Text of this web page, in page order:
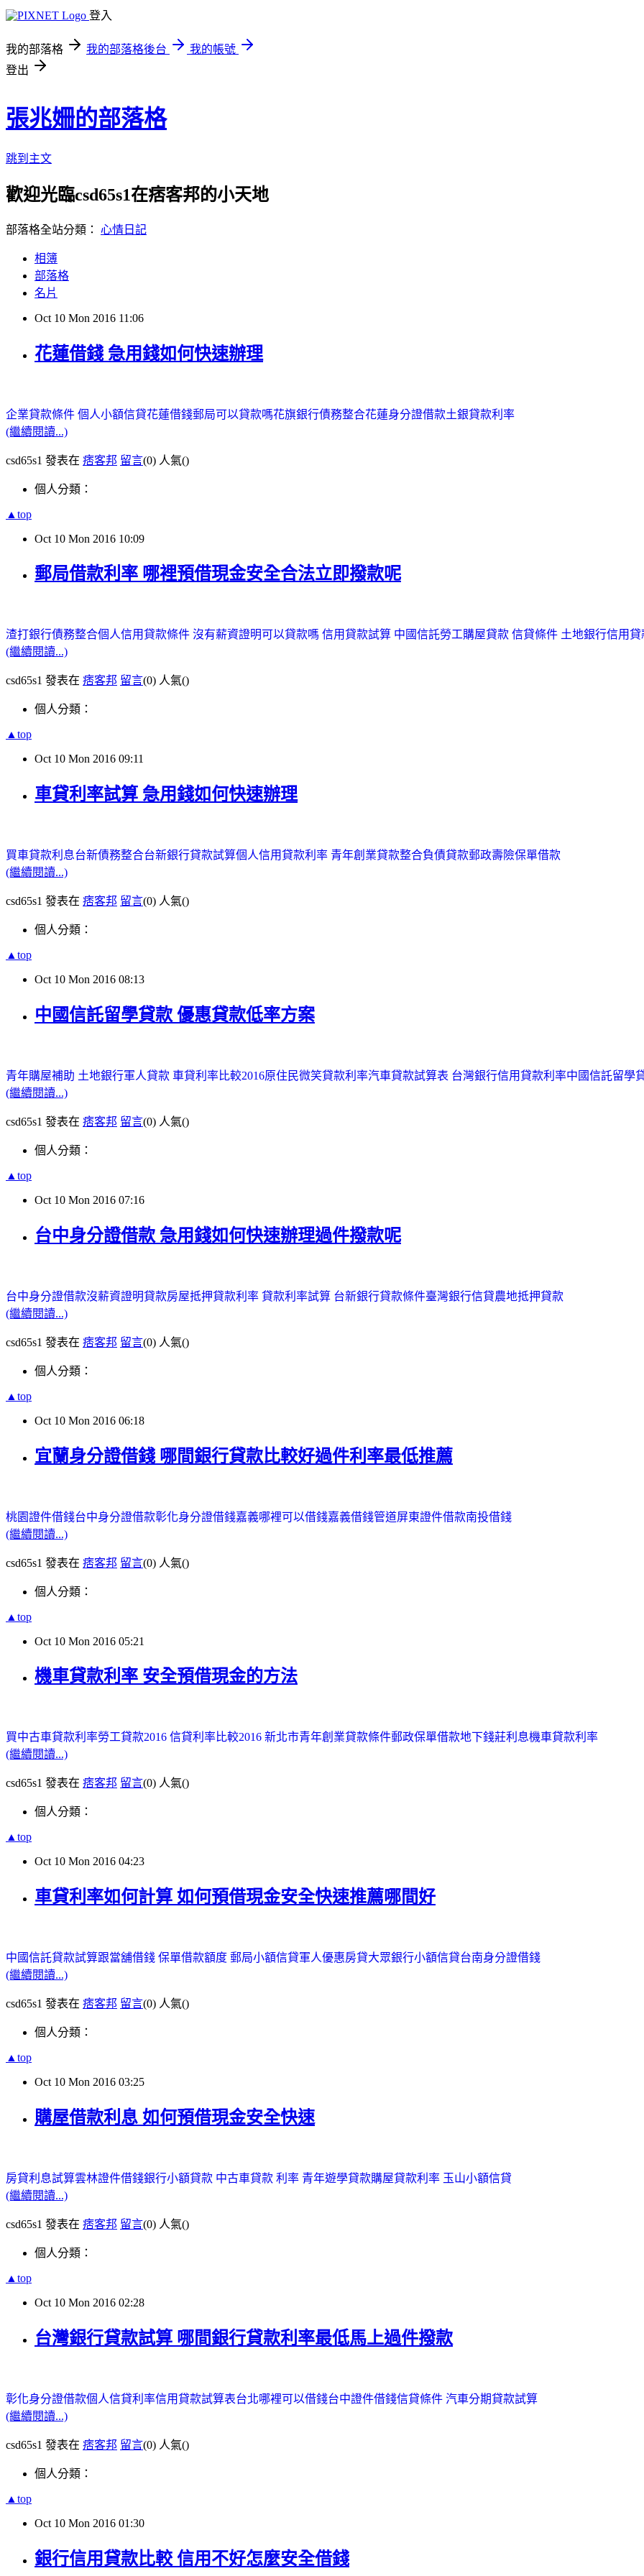
登入
我的部落格 我的部落格後台
我的帳號
登出
張兆姍的部落格
跳到主文
歡迎光臨csd65s1在痞客邦的小天地
部落格全站分類： 心情日記
相簿
部落格
名片
Oct 10 Mon 2016 11:06
花蓮借錢 急用錢如何快速辦理
企業貸款條件 個人小額信貸花蓮借錢郵局可以貸款嗎花旗銀行債務整合花蓮身分證借款土銀貸款利率
(繼續閱讀...)
csd65s1 發表在 痞客邦 留言(0) 人氣()
個人分類：
▲top
Oct 10 Mon 2016 10:09
郵局借款利率 哪裡預借現金安全合法立即撥款呢
渣打銀行債務整合個人信用貸款條件 沒有薪資證明可以貸款嗎 信用貸款試算 中國信託勞工購屋貸款 信貸條件 土地銀行信用貸
(繼續閱讀...)
csd65s1 發表在 痞客邦 留言(0) 人氣()
個人分類：
▲top
Oct 10 Mon 2016 09:11
車貸利率試算 急用錢如何快速辦理
買車貸款利息台新債務整合台新銀行貸款試算個人信用貸款利率 青年創業貸款整合負債貸款郵政壽險保單借款
(繼續閱讀...)
csd65s1 發表在 痞客邦 留言(0) 人氣()
個人分類：
▲top
Oct 10 Mon 2016 08:13
中國信託留學貸款 優惠貸款低率方案
青年購屋補助 土地銀行軍人貸款 車貸利率比較2016原住民微笑貸款利率汽車貸款試算表 台灣銀行信用貸款利率中國信託留學
(繼續閱讀...)
csd65s1 發表在 痞客邦 留言(0) 人氣()
個人分類：
▲top
Oct 10 Mon 2016 07:16
台中身分證借款 急用錢如何快速辦理過件撥款呢
台中身分證借款沒薪資證明貸款房屋抵押貸款利率 貸款利率試算 台新銀行貸款條件臺灣銀行信貸農地抵押貸款
(繼續閱讀...)
csd65s1 發表在 痞客邦 留言(0) 人氣()
個人分類：
▲top
Oct 10 Mon 2016 06:18
宜蘭身分證借錢 哪間銀行貸款比較好過件利率最低推薦
桃園證件借錢台中身分證借款彰化身分證借錢嘉義哪裡可以借錢嘉義借錢管道屏東證件借款南投借錢
(繼續閱讀...)
csd65s1 發表在 痞客邦 留言(0) 人氣()
個人分類：
▲top
Oct 10 Mon 2016 05:21
機車貸款利率 安全預借現金的方法
買中古車貸款利率勞工貸款2016 信貸利率比較2016 新北市青年創業貸款條件郵政保單借款地下錢莊利息機車貸款利率
(繼續閱讀...)
csd65s1 發表在 痞客邦 留言(0) 人氣()
個人分類：
▲top
Oct 10 Mon 2016 04:23
車貸利率如何計算 如何預借現金安全快速推薦哪間好
中國信託貸款試算跟當舖借錢 保單借款額度 郵局小額信貸軍人優惠房貸大眾銀行小額信貸台南身分證借錢
(繼續閱讀...)
csd65s1 發表在 痞客邦 留言(0) 人氣()
個人分類：
▲top
Oct 10 Mon 2016 03:25
購屋借款利息 如何預借現金安全快速
房貸利息試算雲林證件借錢銀行小額貸款 中古車貸款 利率 青年遊學貸款購屋貸款利率 玉山小額信貸
(繼續閱讀...)
csd65s1 發表在 痞客邦 留言(0) 人氣()
個人分類：
▲top
Oct 10 Mon 2016 02:28
台灣銀行貸款試算 哪間銀行貸款利率最低馬上過件撥款
彰化身分證借款個人信貸利率信用貸款試算表台北哪裡可以借錢台中證件借錢信貸條件 汽車分期貸款試算
(繼續閱讀...)
csd65s1 發表在 痞客邦 留言(0) 人氣()
個人分類：
▲top
Oct 10 Mon 2016 01:30
銀行信用貸款比較 信用不好怎麼安全借錢